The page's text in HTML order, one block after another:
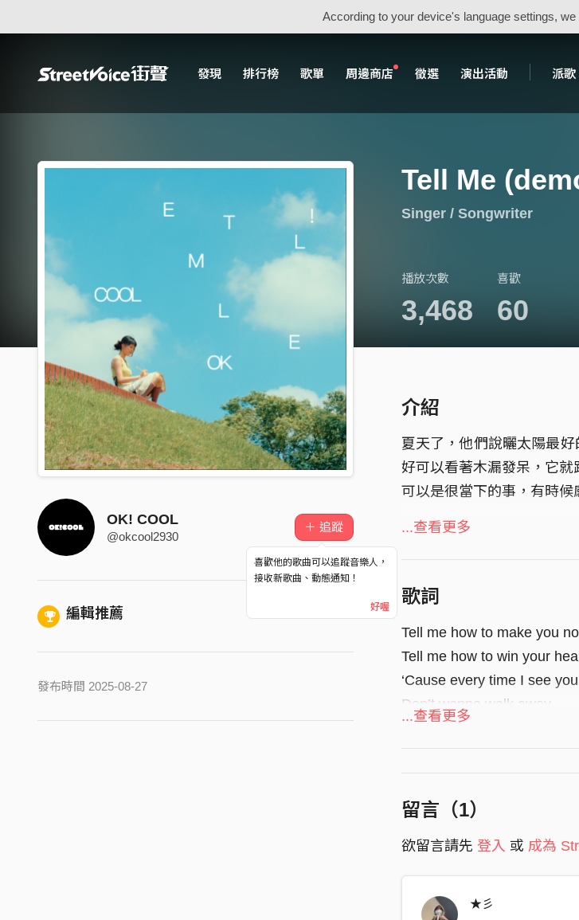
According to your device's language settings, we
發現 排行榜 歌單 周邊商店 徵選 演出活動 派歌
Tell Me
Singer / Songwriter
播放次數
3,468
喜歡
60
OK! COOL
@okcool2930
＋ 追蹤
喜歡他的歌曲可以追蹤音樂人，
接收新歌曲、動態通知！
好喔
編輯推薦
發布時間 2025-08-27
介紹
夏天了，他們說曬太陽最
好可以看著木漏發呆，它
可以是很當下的事，有時
封面設計：Leonardo-Jay-
...查看更多
歌詞
Tell me how to make you
Tell me how to win your
‘Cause every time I see
Don’t wanna walk away
How can I make you stay
蝴蝶很緊張
他忘了回家的方向
想摘下星星放在你手上
...查看更多
留言（1）
欲留言請先 登入 或 成為
★彡